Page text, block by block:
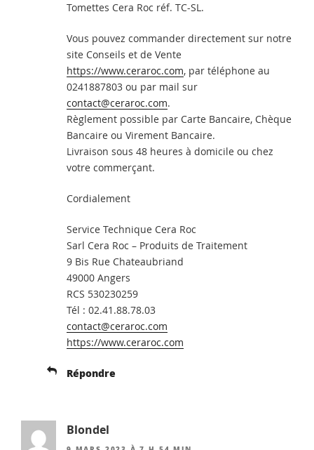
Tomettes Cera Roc réf. TC-SL.
Vous pouvez commander directement sur notre
site Conseils et de Vente
https://www.ceraroc.com, par téléphone au
0241887803 ou par mail sur
contact@ceraroc.com.
Règlement possible par Carte Bancaire, Chèque
Bancaire ou Virement Bancaire.
Livraison sous 48 heures à domicile ou chez
votre commerçant.
Cordialement
Service Technique Cera Roc
Sarl Cera Roc – Produits de Traitement
9 Bis Rue Chateaubriand
49000 Angers
RCS 530230259
Tél : 02.41.88.78.03
contact@ceraroc.com
https://www.ceraroc.com
Répondre
Blondel